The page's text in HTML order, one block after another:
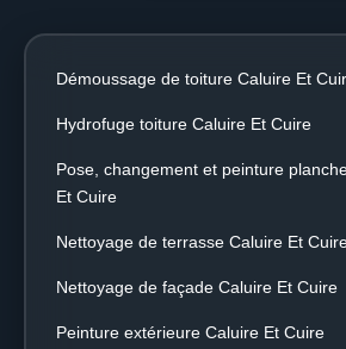
Démoussage de toiture Caluire Et
Hydrofuge toiture Caluire Et Cuire
Pose, changement et peinture
Et Cuire
Nettoyage de terrasse Caluire Et
Nettoyage de façade Caluire Et Cuire
Peinture extérieure Caluire Et Cuire